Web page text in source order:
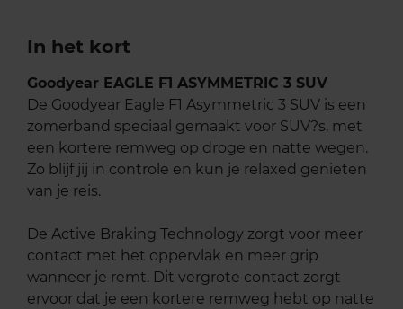
In het kort
Goodyear EAGLE F1 ASYMMETRIC 3 SUV
De Goodyear Eagle F1 Asymmetric 3 SUV is een
zomerband speciaal gemaakt voor SUV?s, met
een kortere remweg op droge en natte wegen.
Zo blijf jij in controle en kun je relaxed genieten
van je reis.
De Active Braking Technology zorgt voor meer
contact met het oppervlak en meer grip
wanneer je remt. Dit vergrote contact zorgt
ervoor dat je een kortere remweg hebt op natte